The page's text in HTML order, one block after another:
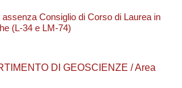
Consiglio di Corso di Laurea in
(L-34 e LM-74)
DI GEOSCIENZE / Area